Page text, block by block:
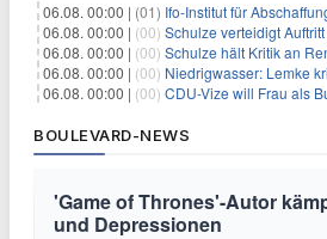
06.08. 00:00 | (01) Ifo-Institut für Abschaffung des
06.08. 00:00 | (00) Schulze verteidigt
06.08. 00:00 | (00) Schulze hält Kritik an
06.08. 00:00 | (00) Niedrigwasser: Lemke
06.08. 00:00 | (00) CDU-Vize will Frau als
BOULEVARD-NEWS
'Game of Thrones'-Autor
und Depressionen